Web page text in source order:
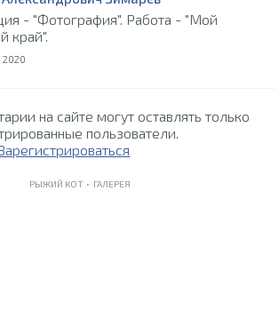
- "Фотография". Работа - "Мой
край".
2020
на сайте могут оставлять только
пользователи.
РЫЖИЙ КОТ • ГАЛЕРЕЯ